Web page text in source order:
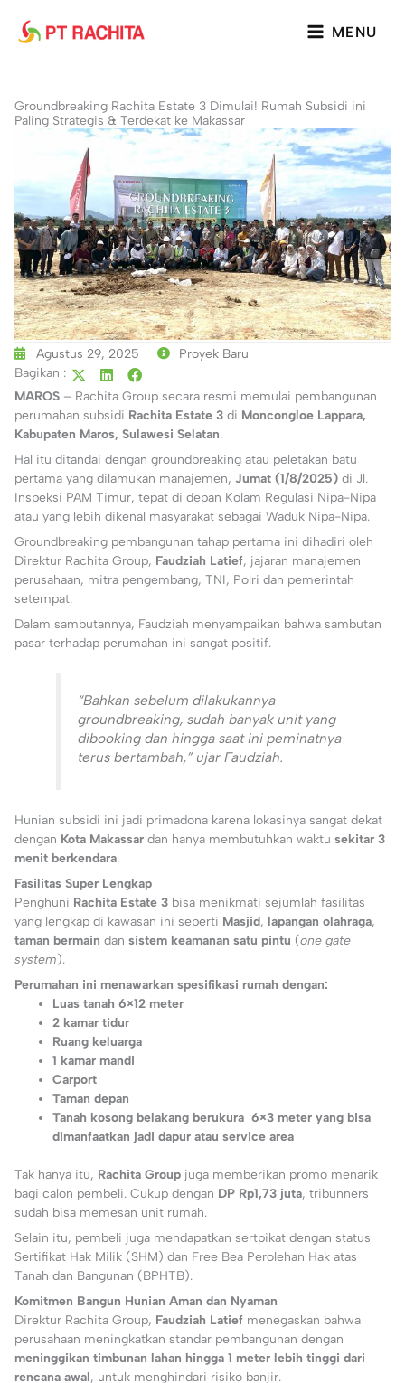
konten
MENU
Groundbreaking Rachita Estate 3 Dimulai! Rumah Subsidi ini
Paling Strategis & Terdekat ke Makassar
Agustus 29, 2025
Proyek Baru
Bagikan :
MAROS – Rachita Group secara resmi memulai pembangunan
perumahan subsidi Rachita Estate 3 di Moncongloe Lappara,
Kabupaten Maros, Sulawesi Selatan.
Hal itu ditandai dengan groundbreaking atau peletakan batu
pertama yang dilamukan manajemen, Jumat (1/8/2025) di Jl.
Inspeksi PAM Timur, tepat di depan Kolam Regulasi Nipa-Nipa
atau yang lebih dikenal masyarakat sebagai Waduk Nipa-Nipa.
Groundbreaking pembangunan tahap pertama ini dihadiri oleh
Direktur Rachita Group, Faudziah Latief, jajaran manajemen
perusahaan, mitra pengembang, TNI, Polri dan pemerintah
setempat.
Dalam sambutannya, Faudziah menyampaikan bahwa sambutan
pasar terhadap perumahan ini sangat positif.
“Bahkan sebelum dilakukannya
groundbreaking, sudah banyak unit yang
dibooking dan hingga saat ini peminatnya
terus bertambah,” ujar Faudziah.
Hunian subsidi ini jadi primadona karena lokasinya sangat dekat
dengan Kota Makassar dan hanya membutuhkan waktu sekitar 3
menit berkendara.
Fasilitas Super Lengkap
Penghuni Rachita Estate 3 bisa menikmati sejumlah fasilitas
yang lengkap di kawasan ini seperti Masjid, lapangan olahraga,
taman bermain dan sistem keamanan satu pintu (one gate
system).
Perumahan ini menawarkan spesifikasi rumah dengan:
Luas tanah 6×12 meter
2 kamar tidur
Ruang keluarga
1 kamar mandi
Carport
Taman depan
Tanah kosong belakang berukura 6×3 meter yang bisa
dimanfaatkan jadi dapur atau service area
Tak hanya itu, Rachita Group juga memberikan promo menarik
bagi calon pembeli. Cukup dengan DP Rp1,73 juta, tribunners
sudah bisa memesan unit rumah.
Selain itu, pembeli juga mendapatkan sertpikat dengan status
Sertifikat Hak Milik (SHM) dan Free Bea Perolehan Hak atas
Tanah dan Bangunan (BPHTB).
Komitmen Bangun Hunian Aman dan Nyaman
Direktur Rachita Group, Faudziah Latief menegaskan bahwa
perusahaan meningkatkan standar pembangunan dengan
meninggikan timbunan lahan hingga 1 meter lebih tinggi dari
rencana awal, untuk menghindari risiko banjir.